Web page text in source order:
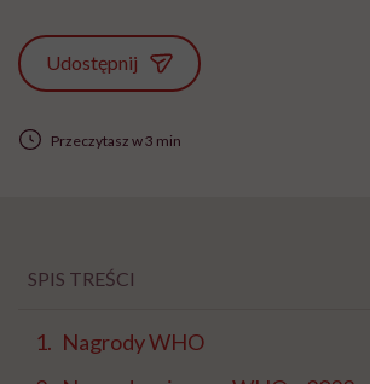
Udostępnij
Przeczytasz w 3 min
SPIS TREŚCI
Nagrody WHO